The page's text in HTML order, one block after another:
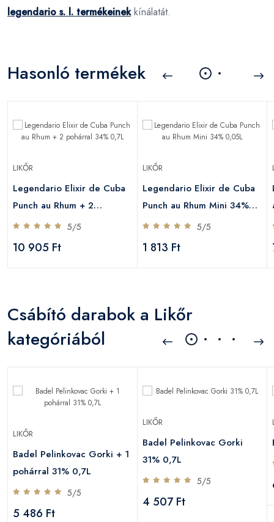
legendario s. l. termékeinekkínálatát.
Hasonló termékek
LIKŐR
Legendario Elixir de Cuba
Punch au Rhum + 2
pohárral 34% 0,7L
5/5
10 905 Ft
LIKŐR
Legendario Elixir de Cuba
Punch au Rhum Mini 34%
0,05L
5/5
1 813 Ft
Csábító darabok a Likőr
kategóriából
LIKŐR
Badel Pelinkovac Gorki + 1
pohárral 31% 0,7L
5/5
5 486 Ft
LIKŐR
Badel Pelinkovac Gorki
31% 0,7L
5/5
4 507 Ft